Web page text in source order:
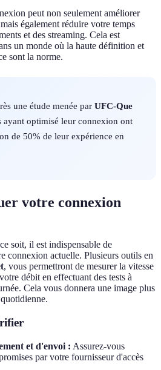
peut non seulement améliorer
également réduire votre temps
et des streaming. Cela est
un monde où la haute définition et
sont la norme.
une étude menée par UFC-Que
ayant optimisé leur connexion ont
de 50% de leur expérience en
votre connexion
soit, il est indispensable de
connexion actuelle. Plusieurs outils en
, vous permettront de mesurer la vitesse
débit en effectuant des tests à
Cela vous donnera une image plus
et d'envoi : Assurez-vous
par votre fournisseur d'accès